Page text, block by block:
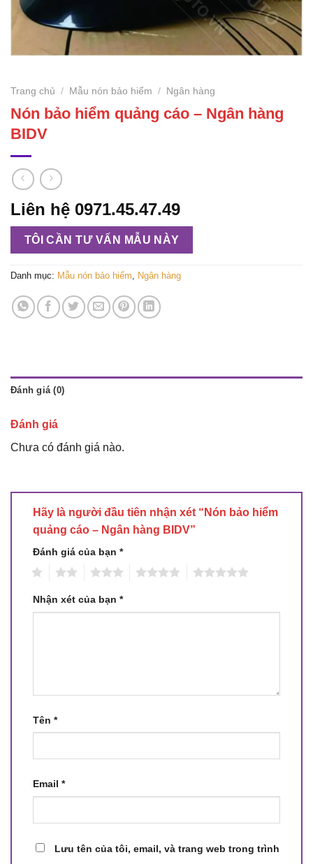
Trang chủ / Mẫu nón bảo hiểm / Ngân hàng
Nón bảo hiểm quảng cáo – Ngân hàng
BIDV
Liên hệ 0971.45.47.49
TÔI CẦN TƯ VẤN MẪU NÀY
Danh mục: Mẫu nón bảo hiểm Ngân hàng
Đánh giá (0)
Đánh giá
Chưa có đánh giá nào.
Hãy là người đầu tiên nhận xét “Nón bảo hiểm
quảng cáo – Ngân hàng BIDV”
Đánh giá của bạn *
Nhận xét của bạn *
Tên *
Email *
Lưu tên của tôi, email, và trang web trong trình